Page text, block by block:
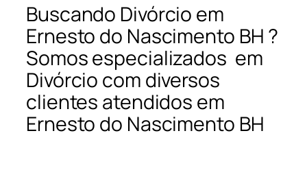
Buscando Divórcio em
Ernesto do Nascimento BH ?
Somos especializados em
Divórcio com diversos
clientes atendidos em
Ernesto do Nascimento BH